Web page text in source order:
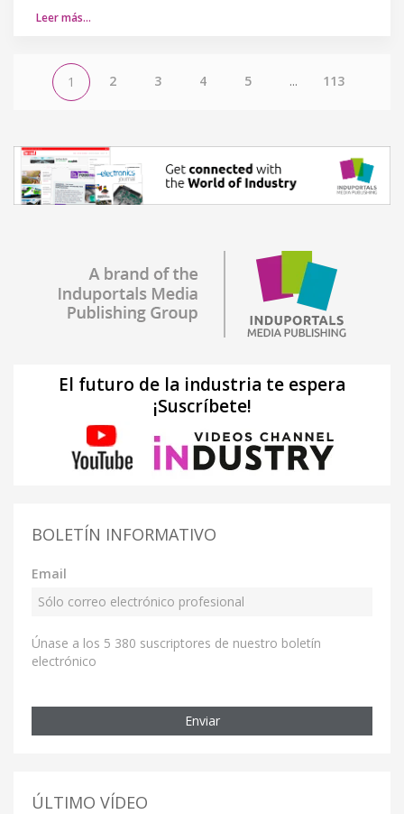
Leer más…
1 2 3 4 5 ... 113
El futuro de la industria te espera
¡Suscríbete!
BOLETÍN INFORMATIVO
Email
Únase a los 5 380 suscriptores de nuestro boletín
electrónico
Enviar
ÚLTIMO VÍDEO